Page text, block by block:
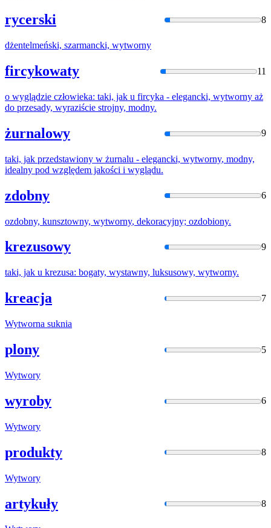
rycerski 8
dżentelmeński, szarmancki, wytworny
fircykowaty 11
o wyglądzie człowieka: taki, jak u fircyka - elegancki, wytworny aż
do przesady, wyraziście strojny, modny.
żurnalowy 9
taki, jak przedstawiony w żurnalu - elegancki, wytworny, modny,
idealny pod względem jakości i wyglądu.
zdobny 6
ozdobny, kunsztowny, wytworny, dekoracyjny; ozdobiony.
krezusowy 9
taki, jak u krezusa: bogaty, wystawny, luksusowy, wytworny.
kreacja 7
Wytworna suknia
plony 5
Wytwory
wyroby 6
Wytwory
produkty 8
Wytwory
artykuły 8